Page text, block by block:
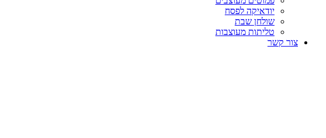
יודאיקה לפסח
שולחן שבת
טליתות מעוצבות
צור קשר